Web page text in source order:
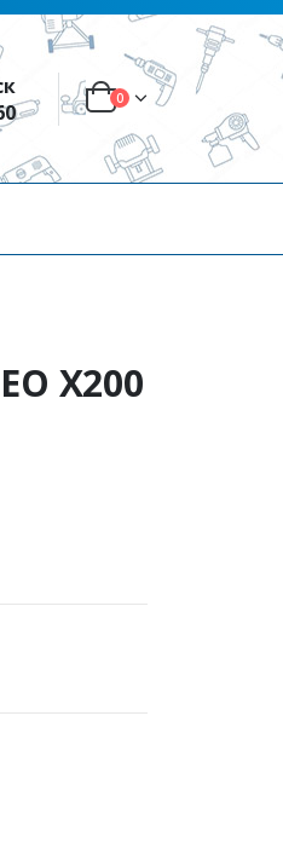
0
Х200